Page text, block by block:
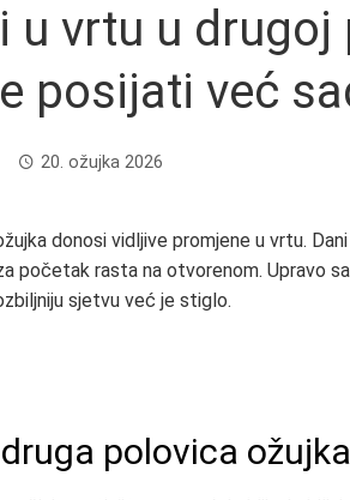
u vrtu u
posijati već
20. ožujka 2026
donosi vidljive promjene u vrtu.
početak rasta na otvorenom. Upravo
sjetvu već je stiglo.
polovica